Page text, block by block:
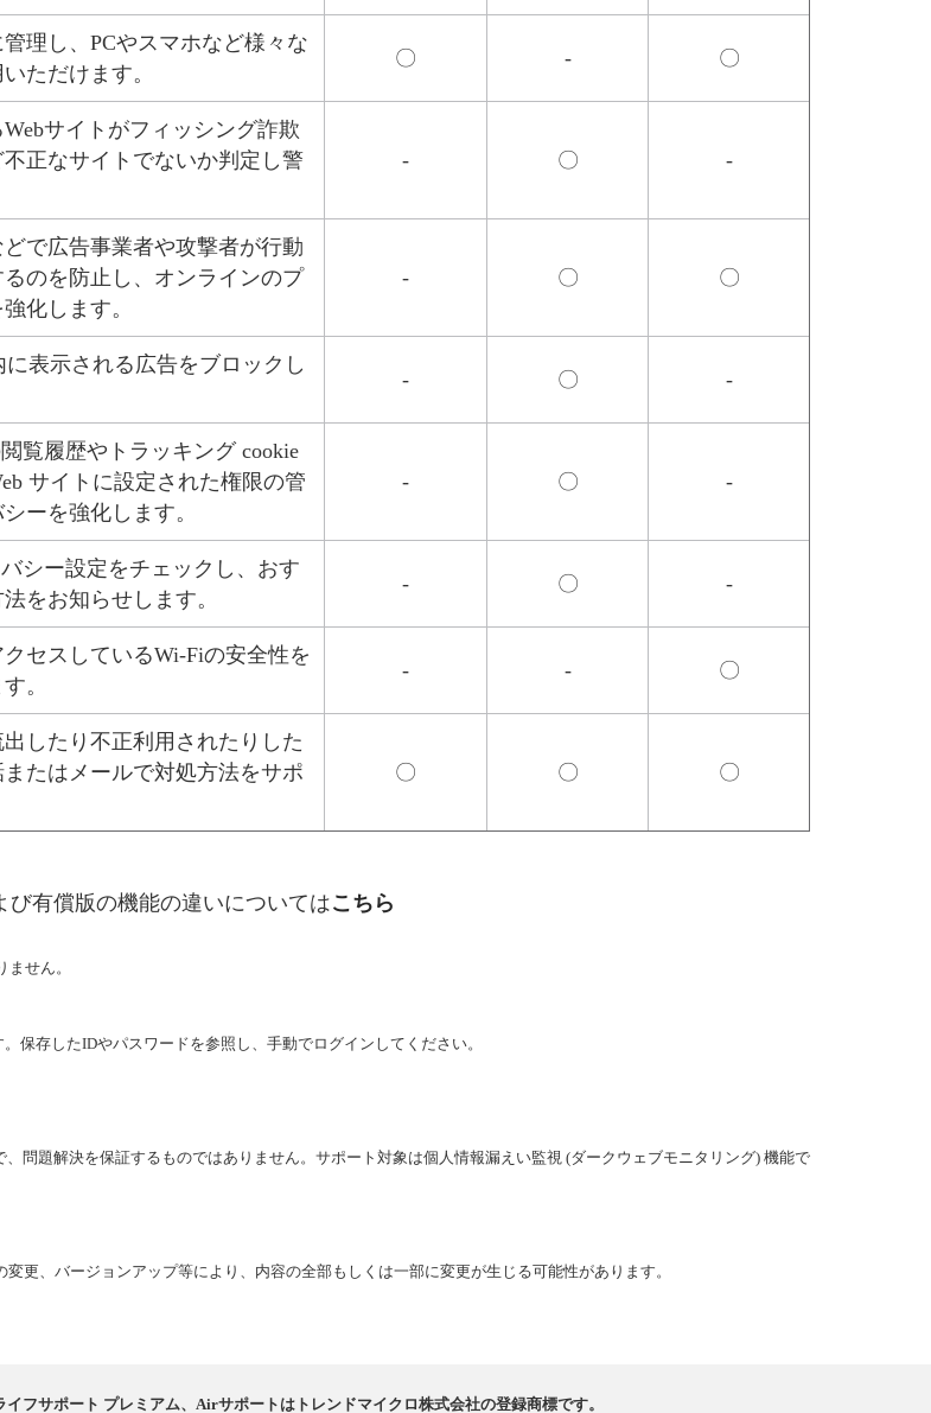
管理し、PCやスマホなど様々な
ただけます。
〇 - 〇
サイトがフィッシング詐欺
正なサイトでないか判定し警
- 〇 -
で広告事業者や攻撃者が行動
のを防止し、オンラインのプ
化します。
- 〇 〇
に表示される広告をブロックし
- 〇 -
覧履歴やトラッキング cookie
サイトに設定された権限の管
ーを強化します。
- 〇 -
シー設定をチェックし、おす
をお知らせします。
- 〇 -
セスしているWi-Fiの安全性を
。
- - 〇
したり不正利用されたりした
たはメールで対処方法をサポ
〇 〇 〇
び有償版の機能の違いについてはこちら
せん。
保存したIDやパスワードを参照し、手動でログインしてください。
問題解決を保証するものではありません。サポート対象は個人情報漏えい監視 (ダークウェブモニタリング) 機能で
更、バージョンアップ等により、内容の全部もしくは一部に変更が生じる可能性があります。
フサポート プレミアム、Airサポートはトレンドマイクロ株式会社の登録商標です。